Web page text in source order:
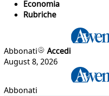
Economia
Rubriche
Abbonati
Accedi
August 8, 2026
Abbonati